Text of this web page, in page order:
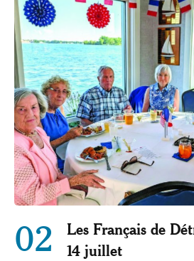
02
Les Français de
14 juillet